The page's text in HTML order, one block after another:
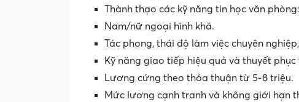
Thành thạo các kỹ năng tin học văn
Nam/nữ ngoại hình khá.
Tác phong, thái độ làm việc chuyên
Kỹ năng giao tiếp hiệu quả và thuyết phục
Lương cứng theo thỏa thuận từ 5-8 triệu.
Mức lương cạnh tranh và không giới hạn